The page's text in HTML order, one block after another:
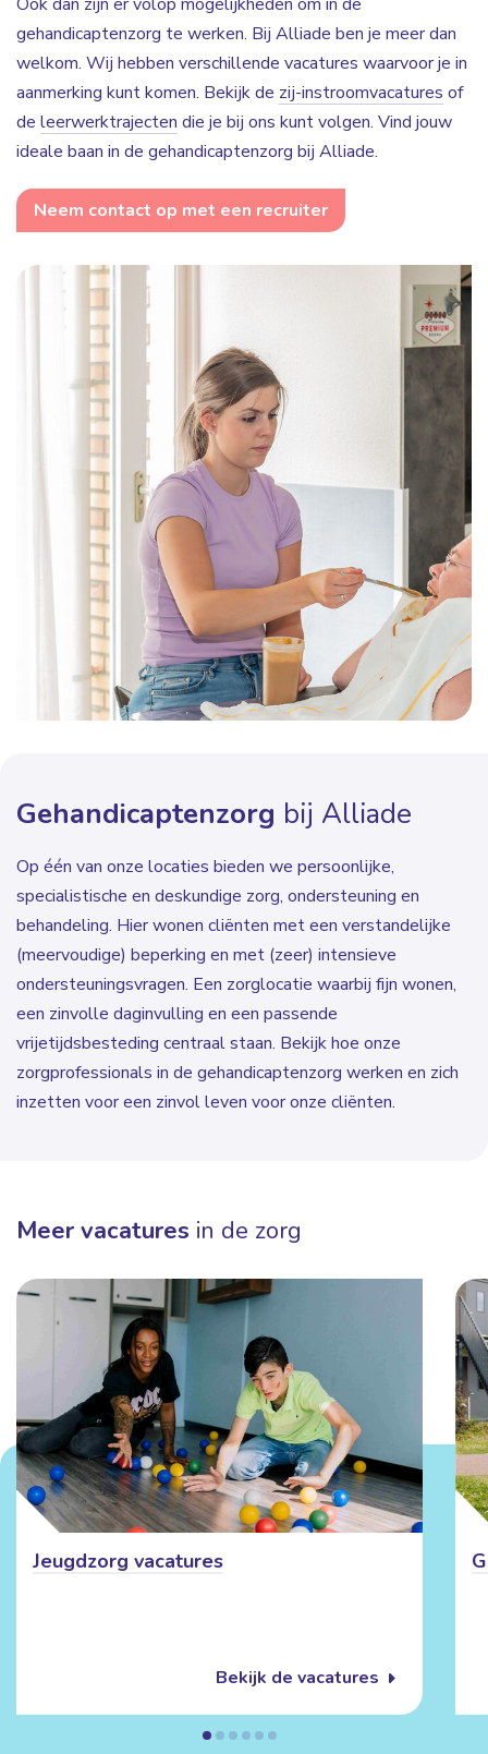
gehandicaptenzorg te werken. Bij Alliade ben je meer dan
welkom. Wij hebben verschillende vacatures waarvoor je in
aanmerking kunt komen. Bekijk de zij-instroomvacatures of
de leerwerktrajecten die je bij ons kunt volgen. Vind jouw
ideale baan in de gehandicaptenzorg bij Alliade.
Neem contact op met een recruiter
Gehandicaptenzorg bij Alliade
Op één van onze locaties bieden we persoonlijke,
specialistische en deskundige zorg, ondersteuning en
behandeling. Hier wonen cliënten met een verstandelijke
(meervoudige) beperking en met (zeer) intensieve
ondersteuningsvragen. Een zorglocatie waarbij fijn wonen,
een zinvolle daginvulling en een passende
vrijetijdsbesteding centraal staan. Bekijk hoe onze
zorgprofessionals in de gehandicaptenzorg werken en zich
inzetten voor een zinvol leven voor onze cliënten.
Meer vacatures in de zorg
Jeugdzorg vacatures
Bekijk de vacatures